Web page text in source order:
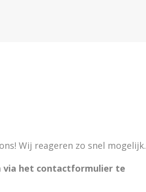
Wij reageren zo snel mogelijk.
via het contactformulier te